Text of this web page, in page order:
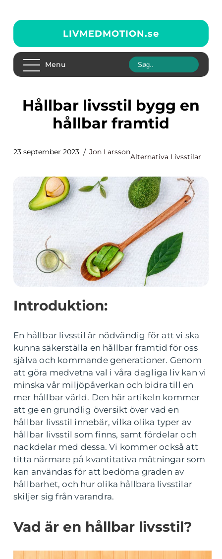
LIVMEDMOTION.se
Menu
Hållbar livsstil bygg en
hållbar framtid
23 september 2023 Jon Larsson
Alternativa Livsstilar
Introduktion:
En hållbar livsstil är nödvändig för att vi ska
kunna säkerställa en hållbar framtid för oss
själva och kommande generationer. Genom
att göra medvetna val i våra dagliga liv kan vi
minska vår miljöpåverkan och bidra till en
mer hållbar värld. Den här artikeln kommer
att ge en grundlig översikt över vad en
hållbar livsstil innebär, vilka olika typer av
hållbar livsstil som finns, samt fördelar och
nackdelar med dessa. Vi kommer också att
titta närmare på kvantitativa mätningar som
kan användas för att bedöma graden av
hållbarhet, och hur olika hållbara livsstilar
skiljer sig från varandra.
Vad är en hållbar livsstil?